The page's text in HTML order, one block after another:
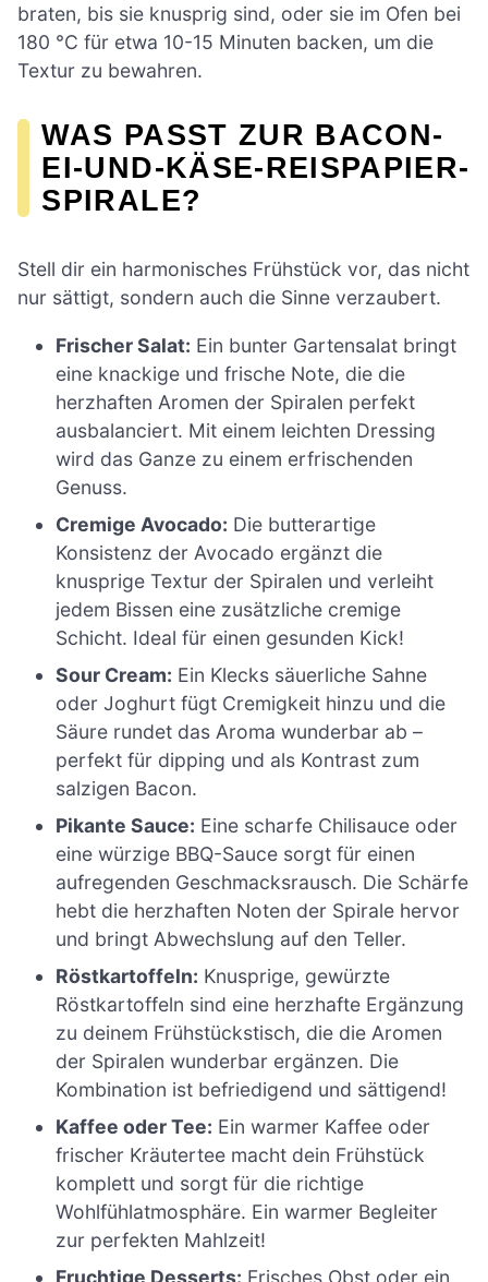
braten, bis sie knusprig sind, oder sie im Ofen bei
180 °C für etwa 10-15 Minuten backen, um die
Textur zu bewahren.
WAS PASST ZUR BACON-
EI-UND-KÄSE-REISPAPIER-
SPIRALE?
Stell dir ein harmonisches Frühstück vor, das nicht
nur sättigt, sondern auch die Sinne verzaubert.
Frischer Salat: Ein bunter Gartensalat bringt
eine knackige und frische Note, die die
herzhaften Aromen der Spiralen perfekt
ausbalanciert. Mit einem leichten Dressing
wird das Ganze zu einem erfrischenden
Genuss.
Cremige Avocado: Die butterartige
Konsistenz der Avocado ergänzt die
knusprige Textur der Spiralen und verleiht
jedem Bissen eine zusätzliche cremige
Schicht. Ideal für einen gesunden Kick!
Sour Cream: Ein Klecks säuerliche Sahne
oder Joghurt fügt Cremigkeit hinzu und die
Säure rundet das Aroma wunderbar ab –
perfekt für dipping und als Kontrast zum
salzigen Bacon.
Pikante Sauce: Eine scharfe Chilisauce oder
eine würzige BBQ-Sauce sorgt für einen
aufregenden Geschmacksrausch. Die Schärfe
hebt die herzhaften Noten der Spirale hervor
und bringt Abwechslung auf den Teller.
Röstkartoffeln: Knusprige, gewürzte
Röstkartoffeln sind eine herzhafte Ergänzung
zu deinem Frühstückstisch, die die Aromen
der Spiralen wunderbar ergänzen. Die
Kombination ist befriedigend und sättigend!
Kaffee oder Tee: Ein warmer Kaffee oder
frischer Kräutertee macht dein Frühstück
komplett und sorgt für die richtige
Wohlfühlatmosphäre. Ein warmer Begleiter
zur perfekten Mahlzeit!
Fruchtige Desserts: Frisches Obst oder ein